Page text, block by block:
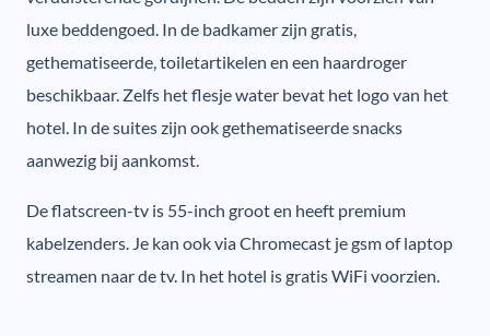
luxe beddengoed. In de badkamer zijn gratis,
gethematiseerde, toiletartikelen en een haardroger
beschikbaar. Zelfs het flesje water bevat het logo van het
hotel. In de suites zijn ook gethematiseerde snacks
aanwezig bij aankomst.
De flatscreen-tv is 55-inch groot en heeft premium
kabelzenders. Je kan ook via Chromecast je gsm of laptop
streamen naar de tv. In het hotel is gratis WiFi voorzien.